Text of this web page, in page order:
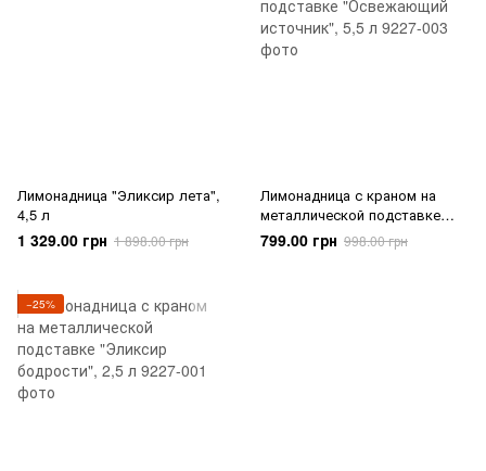
Лимонадница "Эликсир лета",
4,5 л
1 329.00 грн 1 898.00 грн
Лимонадница с краном на
металлической подставке
"Освежающий источник", 5,5 л
799.00 грн 998.00 грн
−25%